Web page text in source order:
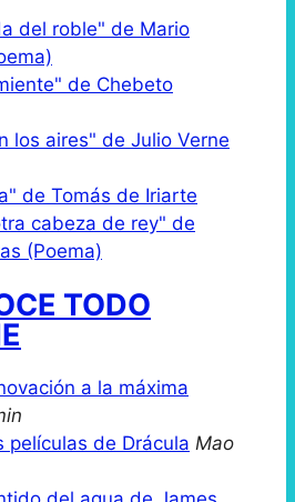
del roble" de Mario
de Chebeto
los aires" de Julio Verne
de Tomás de Iriarte
cabeza de rey" de
(Poema)
TODO
a la máxima
películas de Drácula Mao